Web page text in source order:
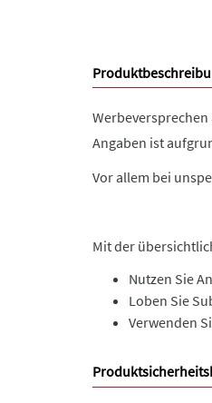
Angaben ist
Vor allem bei
Mit der
Nutzen Sie
Loben Sie
Verwenden